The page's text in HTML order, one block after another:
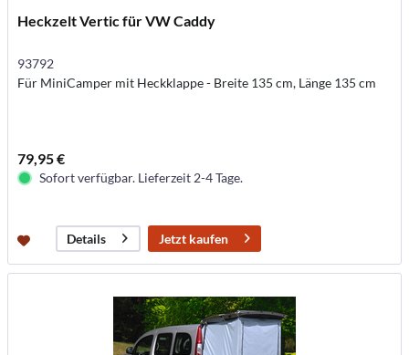
Heckzelt Vertic für VW Caddy
93792
Für MiniCamper mit Heckklappe - Breite 135 cm, Länge 135 cm
79,95 €
Sofort verfügbar. Lieferzeit 2-4 Tage.
Details Jetzt kaufen